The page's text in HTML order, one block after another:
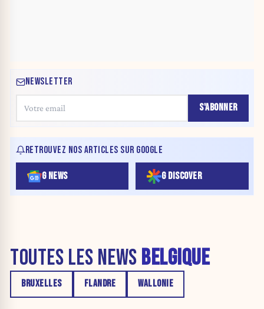
NEWSLETTER
S'ABONNER
RETROUVEZ NOS ARTICLES SUR GOOGLE
G NEWS G DISCOVER
TOUTES LES NEWS BELGIQUE
BRUXELLES FLANDRE WALLONIE